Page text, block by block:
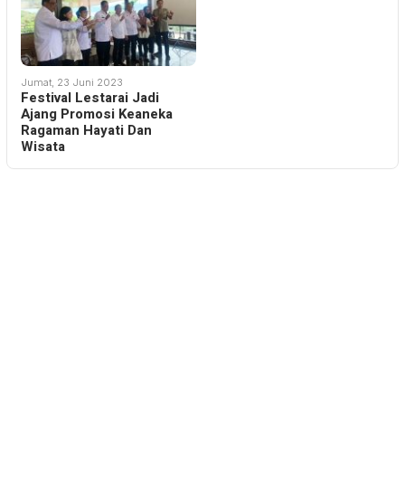
Jumat, 23 Juni 2023
Festival Lestarai Jadi
Ajang Promosi Keaneka
Ragaman Hayati Dan
Wisata